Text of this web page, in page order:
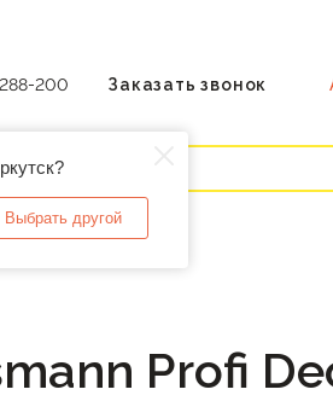
Выбрать другой
288-200 Заказать звонок
Profi